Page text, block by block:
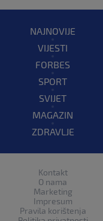
NAJNOVIJE
VIJESTI
FORBES
SPORT
SVIJET
MAGAZIN
ZDRAVLJE
Kontakt
O nama
Marketing
Impresum
Pravila korištenja